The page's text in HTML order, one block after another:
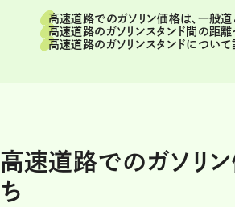
高速道路でのガソリン価格は、一般
高速道路のガソリンスタンド間の距
高速道路のガソリンスタンドについて
高速道路でのガソリ
ち